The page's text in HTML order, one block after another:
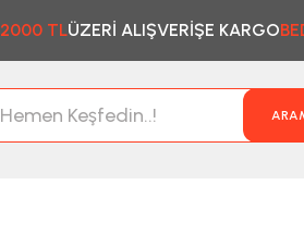
2000 TLÜZERİ ALIŞVERİŞE KARGO